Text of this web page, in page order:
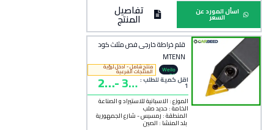
اسأل المورد عن
السعر تفاصيل
المنتج
قلم خراطة خارجى فص مثلث كود
MTENN
Weilo
ng
منتج شامل - ادخل لرؤية
المنتجات الفرعية
اقل كمية للطلب :
1
33
0
-
24
0
الموزع : الاسبانية للاستيراد و الصناعة
الخامة : حديد صلب
المنطقة : رمسيس - شارع الجمهورية
بلد المنشأ : الصين